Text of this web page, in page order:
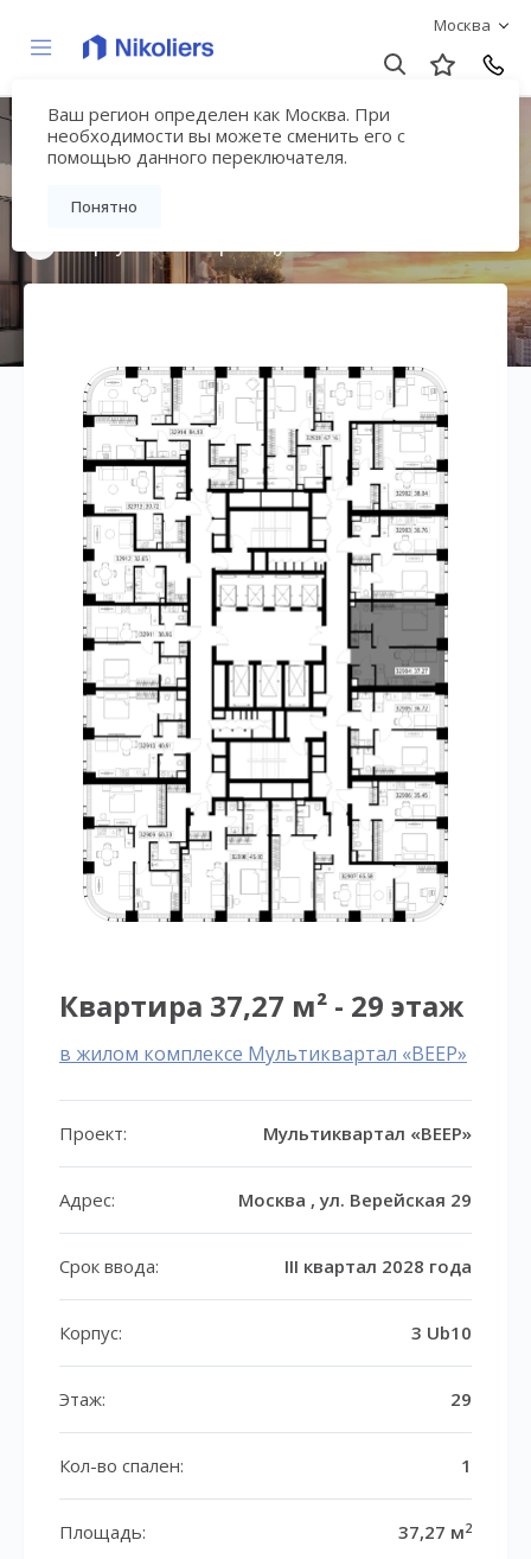
Москва
Ваш регион определен как Москва. При
необходимости вы можете сменить его с
помощью данного переключателя.
Понятно
Мультиквартал
«ВЕЕР»
Квартира 37,27 м² - 29 этаж
в жилом комплексе Мультиквартал «ВЕЕР»
Проект: Мультиквартал «ВЕЕР»
Адрес: Москва , ул. Верейская 29
Срок ввода: III квартал 2028 года
Корпус: 3 Ub10
Этаж: 29
Кол-во спален: 1
Площадь: 37,27 м2